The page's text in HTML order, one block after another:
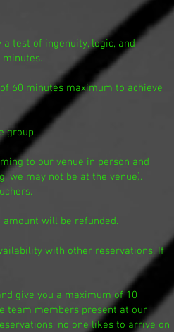
test of ingenuity, logic, and
minutes.
60 minutes maximum to achieve
group.
to our venue in person and
we may not be at the venue).
will be refunded.
with other reservations. If
give you a maximum of 10
team members present at our
no one likes to arrive on